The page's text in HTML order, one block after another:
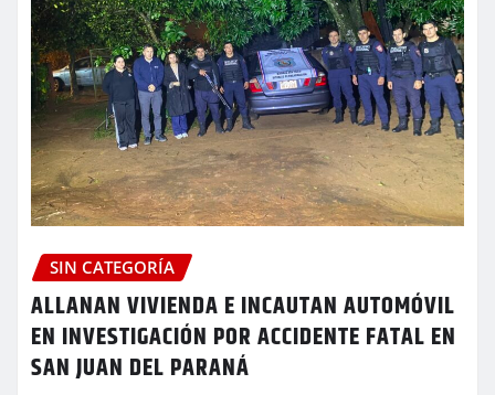
SIN CATEGORÍA
ALLANAN VIVIENDA E INCAUTAN AUTOMÓVIL
EN INVESTIGACIÓN POR ACCIDENTE FATAL EN
SAN JUAN DEL PARANÁ